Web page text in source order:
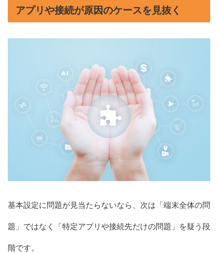
アプリや接続が原因のケースを見抜く
基本設定に問題が見当たらないなら、次は「端末全体の問
題」ではなく「特定アプリや接続先だけの問題」を疑う段
階です。